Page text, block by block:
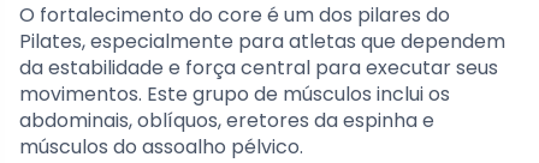
O fortalecimento do core é um dos pilares do
Pilates, especialmente para atletas que dependem
da estabilidade e força central para executar seus
movimentos. Este grupo de músculos inclui os
abdominais, oblíquos, eretores da espinha e
músculos do assoalho pélvico.